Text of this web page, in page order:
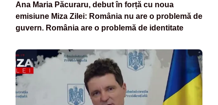
Ana Maria Păcuraru, debut în forță cu noua
emisiune Miza Zilei: România nu are o problemă de
guvern. România are o problemă de identitate